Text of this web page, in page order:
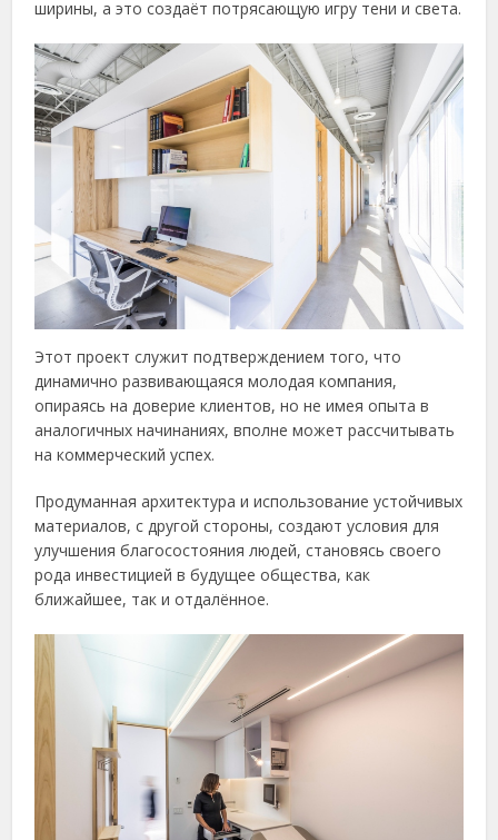
ширины, а это создаёт потрясающую игру тени и света.
Этот проект служит подтверждением того, что
динамично развивающаяся молодая компания,
опираясь на доверие клиентов, но не имея опыта в
аналогичных начинаниях, вполне может рассчитывать
на коммерческий успех.
Продуманная архитектура и использование устойчивых
материалов, с другой стороны, создают условия для
улучшения благосостояния людей, становясь своего
рода инвестицией в будущее общества, как
ближайшее, так и отдалённое.